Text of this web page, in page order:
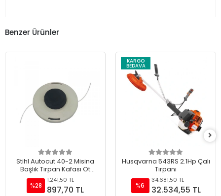
Benzer Ürünler
Stihl Autocut 40-2 Misina
Başlık Tırpan Kafası Ot
Motoru
%28
1.241,50 TL
897,70 TL
KARGO
BEDAVA
Husqvarna 543RS 2.1Hp Çalı
Tırpanı
%6
34.681,50 TL
32.534,55 TL